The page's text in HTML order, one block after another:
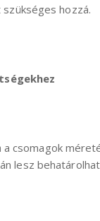
hozzá.
csomagok
lesz